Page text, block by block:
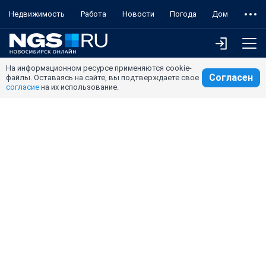
Недвижимость Работа Новости Погода Дом
На информационном ресурсе применяются cookie-
файлы. Оставаясь на сайте, вы подтверждаете свое
согласие на их использование.
Согласен